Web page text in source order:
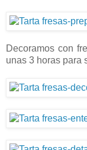
Decoramos con
unas 3 horas para